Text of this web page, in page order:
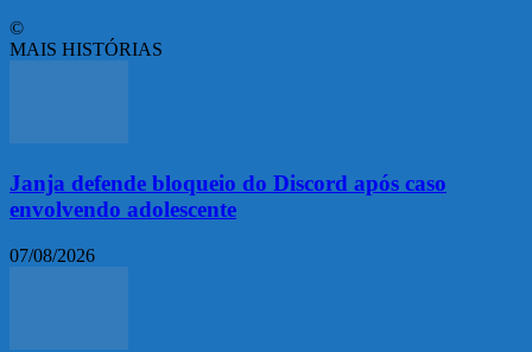
©
MAIS HISTÓRIAS
Janja defende bloqueio do Discord após caso
envolvendo adolescente
07/08/2026